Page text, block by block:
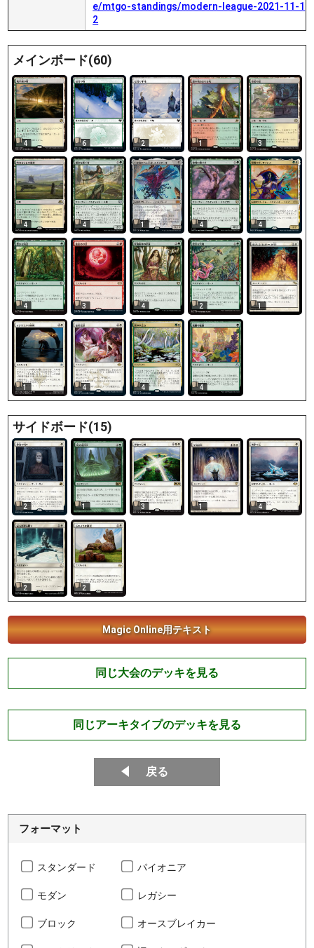
e/mtgo-standings/modern-league-2021-11-1
2
メインボード(60)
4 6 2 1 3
4 4 1 4 4
4 3 4 2 1
1 4 4 4
サイドボード(15)
2 1 3 1 4
2 2
Magic Online用テキスト
同じ大会のデッキを見る
同じアーキタイプのデッキを見る
戻る
フォーマット
スタンダード パイオニア
モダン レガシー
ブロック オースブレイカー